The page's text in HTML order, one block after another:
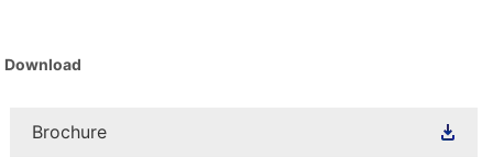
Download
Brochure